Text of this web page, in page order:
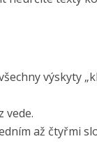
výskyty
vede.
až čtyřmi